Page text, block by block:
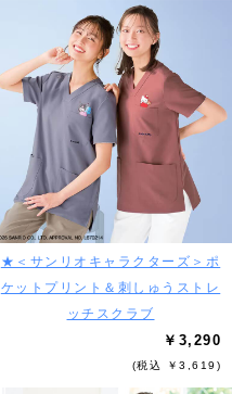
★＜サンリオキャラクターズ＞ポ
ケットプリント＆刺しゅうストレ
ッチスクラブ
￥3,290
(税込 ￥3,619)